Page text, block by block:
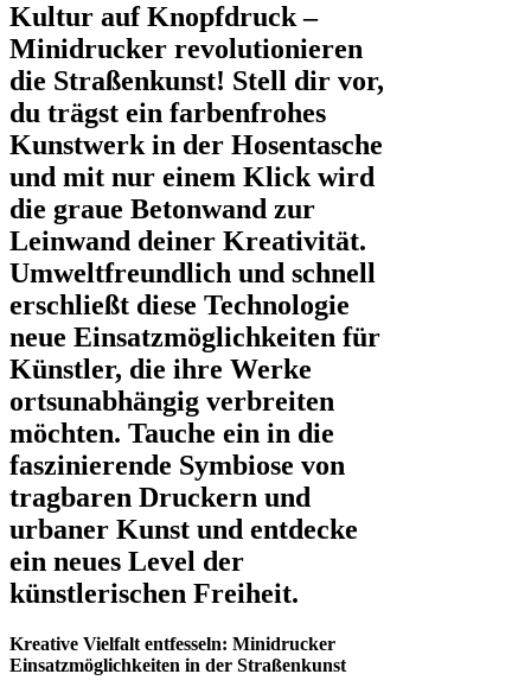
Kultur auf Knopfdruck –
Minidrucker revolutionieren
die Straßenkunst! Stell dir vor,
du trägst ein farbenfrohes
Kunstwerk in der Hosentasche
und mit nur einem Klick wird
die graue Betonwand zur
Leinwand deiner Kreativität.
Umweltfreundlich und schnell
erschließt diese Technologie
neue Einsatzmöglichkeiten für
Künstler, die ihre Werke
ortsunabhängig verbreiten
möchten. Tauche ein in die
faszinierende Symbiose von
tragbaren Druckern und
urbaner Kunst und entdecke
ein neues Level der
künstlerischen Freiheit.
Kreative Vielfalt entfesseln: Minidrucker
Einsatzmöglichkeiten in der Straßenkunst